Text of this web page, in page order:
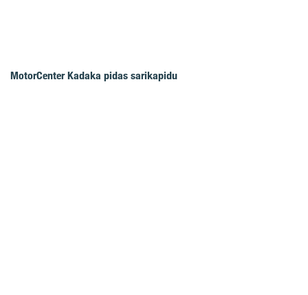
MotorCenter Kadaka pidas sarikapidu